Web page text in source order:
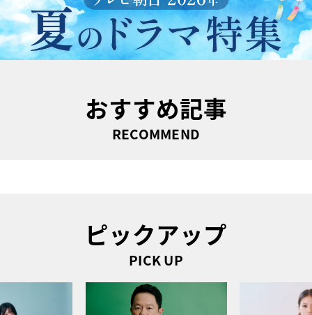
おすすめ記事
RECOMMEND
ピックアップ
PICK UP